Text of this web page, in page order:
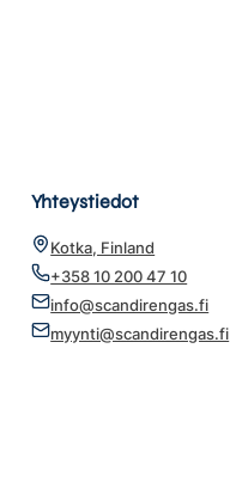
Yhteystiedot
Kotka, Finland
+358 10 200 47 10
info@scandirengas.fi
myynti@scandirengas.fi